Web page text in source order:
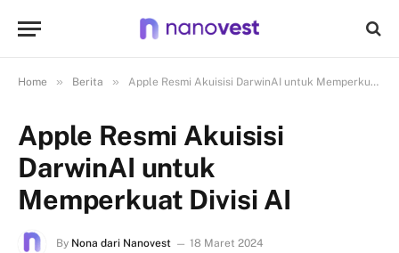
Home » Berita » Apple Resmi Akuisisi DarwinAI untuk Memperkuat Divisi AI
Apple Resmi Akuisisi
DarwinAI untuk
Memperkuat Divisi AI
By Nona dari Nanovest 18 Maret 2024